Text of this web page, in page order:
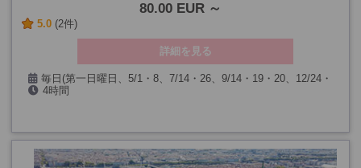
80.00 EUR
5.0 (2件)
詳細を見る
毎日(第一日曜日、5/1・8、7/14・26、9/14・19・20、12/24・
25・31、1/1を除く)
4時間